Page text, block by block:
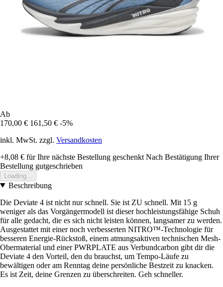
Ab
170,00 € 161,50 € -5%
inkl. MwSt. zzgl. Versandkosten
+8,08 € für Ihre nächste Bestellung geschenkt Nach Bestätigung Ihrer
Bestellung gutgeschrieben
Loading...
Beschreibung
Die Deviate 4 ist nicht nur schnell. Sie ist ZU schnell. Mit 15 g
weniger als das Vorgängermodell ist dieser hochleistungsfähige Schuh
für alle gedacht, die es sich nicht leisten können, langsamer zu werden.
Ausgestattet mit einer noch verbesserten NITRO™-Technologie für
besseren Energie-Rückstoß, einem atmungsaktiven technischen Mesh-
Obermaterial und einer PWRPLATE aus Verbundcarbon gibt dir die
Deviate 4 den Vorteil, den du brauchst, um Tempo-Läufe zu
bewältigen oder am Renntag deine persönliche Bestzeit zu knacken.
Es ist Zeit, deine Grenzen zu überschreiten. Geh schneller.